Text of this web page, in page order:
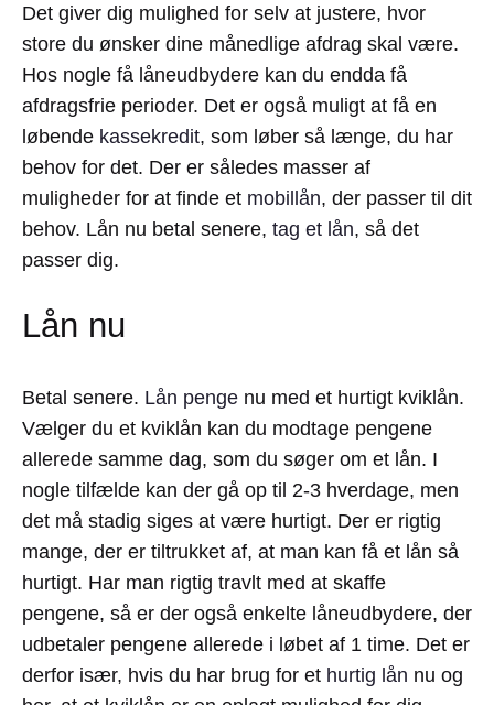
Det giver dig mulighed for selv at justere, hvor
store du ønsker dine månedlige afdrag skal være.
Hos nogle få låneudbydere kan du endda få
afdragsfrie perioder. Det er også muligt at få en
løbende kassekredit, som løber så længe, du har
behov for det. Der er således masser af
muligheder for at finde et mobillån, der passer til dit
behov. Lån nu betal senere, tag et lån, så det
passer dig.
Lån nu
Betal senere. Lån penge nu med et hurtigt kviklån.
Vælger du et kviklån kan du modtage pengene
allerede samme dag, som du søger om et lån. I
nogle tilfælde kan der gå op til 2-3 hverdage, men
det må stadig siges at være hurtigt. Der er rigtig
mange, der er tiltrukket af, at man kan få et lån så
hurtigt. Har man rigtig travlt med at skaffe
pengene, så er der også enkelte låneudbydere, der
udbetaler pengene allerede i løbet af 1 time. Det er
derfor især, hvis du har brug for et hurtig lån nu og